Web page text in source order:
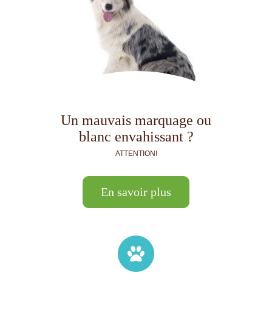
Un mauvais marquage ou
blanc envahissant ?
ATTENTION!
En savoir plus